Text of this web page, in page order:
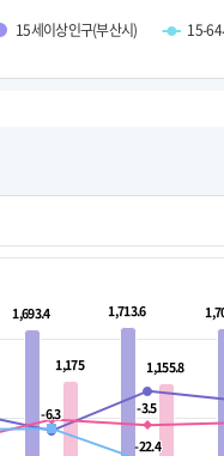
15세이상인구(부산시) 15-64
1,693.4
1,693.4 1,713.6
1,713.6
1,175
1,175 1,155.8
1,155.8
-6.3
-6.3 -3.5
-3.5
-22.4
-22.4